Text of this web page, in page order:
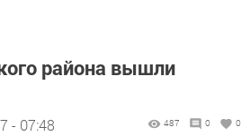
района вышли
- 07:48 487 0 0